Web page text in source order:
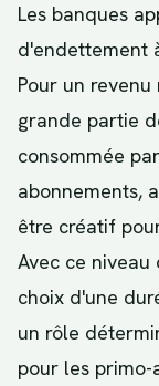
Les banques
d'endettement
Pour un
grande partie
consommée
abonnements,
être créatif
Avec ce
choix d'une
un rôle
pour les